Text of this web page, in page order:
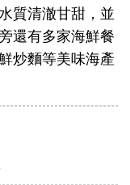
質清澈甘甜，並
還有多家海鮮餐
炒麵等美味海產